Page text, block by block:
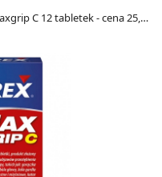
C 12 tabletek - cena 25,49 zł